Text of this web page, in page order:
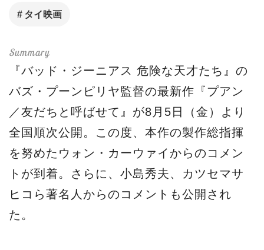
タイ映画
『バッド・ジーニアス 危険な天才たち』の
バズ・プーンピリヤ監督の最新作『プアン
／友だちと呼ばせて』が8月5日（金）より
全国順次公開。この度、本作の製作総指揮
を努めたウォン・カーウァイからのコメン
トが到着。さらに、小島秀夫、カツセマサ
ヒコら著名人からのコメントも公開され
た。